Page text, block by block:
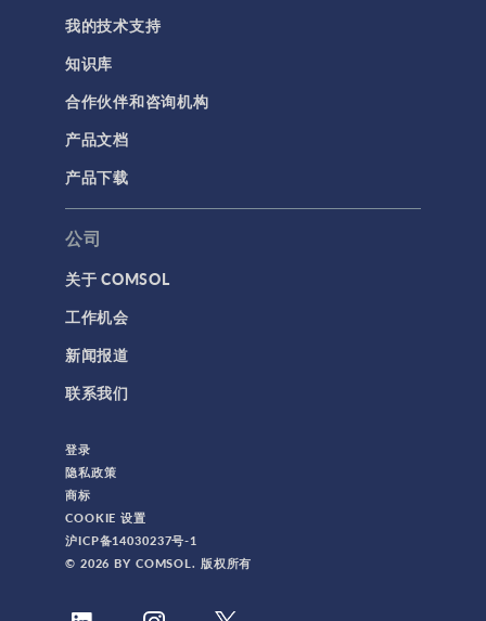
我的技术支持
知识库
合作伙伴和咨询机构
产品文档
产品下载
公司
关于 COMSOL
工作机会
新闻报道
联系我们
登录
隐私政策
商标
COOKIE 设置
沪ICP备14030237号-1
© 2026 BY COMSOL. 版权所有